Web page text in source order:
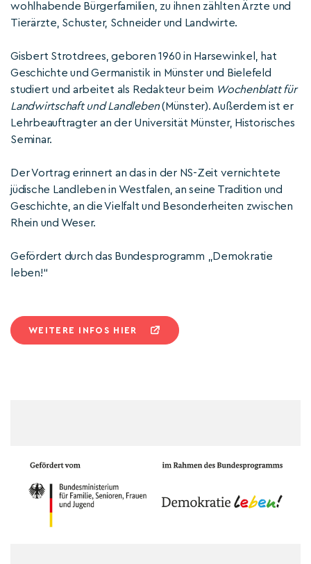
wohlhabende Bürgerfamilien, zu ihnen zählten Ärzte und
Tierärzte, Schuster, Schneider und Landwirte.
Gisbert Strotdrees, geboren 1960 in Harsewinkel, hat
Geschichte und Germanistik in Münster und Bielefeld
studiert und arbeitet als Redakteur beim Wochenblatt für
Landwirtschaft und Landleben(Münster). Außerdem ist er
Lehrbeauftragter an der Universität Münster, Historisches
Seminar.
Der Vortrag erinnert an das in der NS-Zeit vernichtete
jüdische Landleben in Westfalen, an seine Tradition und
Geschichte, an die Vielfalt und Besonderheiten zwischen
Rhein und Weser.
Gefördert durch das Bundesprogramm „Demokratie
leben!“
WEITERE INFOS HIER